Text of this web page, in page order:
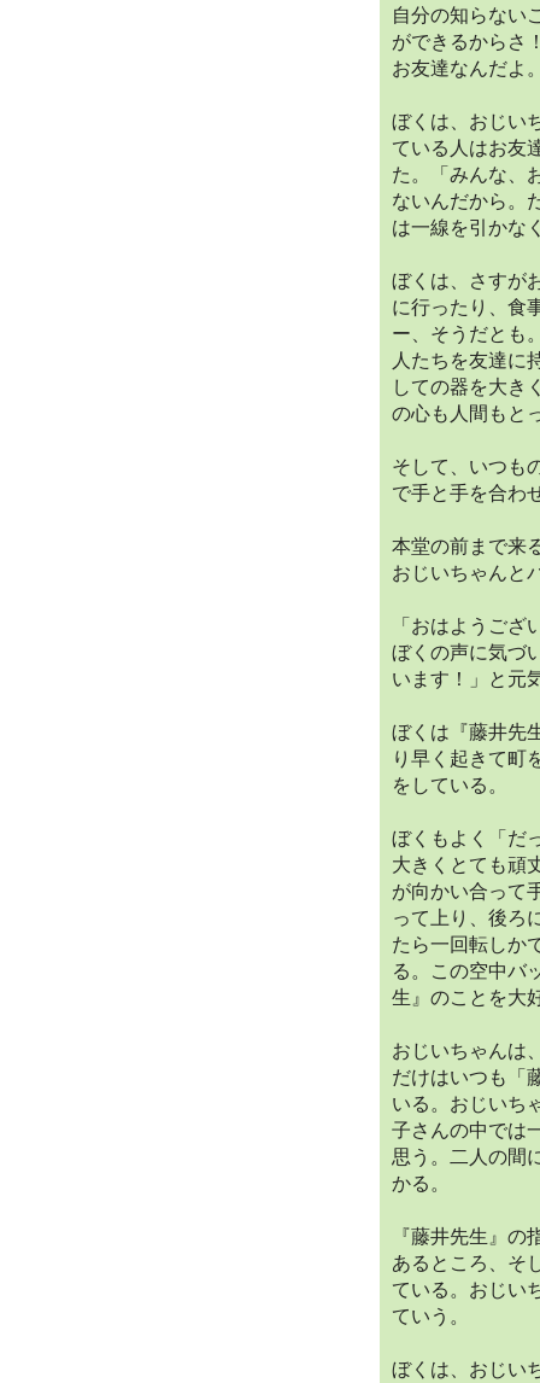
自分の知らない
ができるからさ
お友達なんだよ
ぼくは、おじい
ている人はお友
た。「みんな、
ないんだから。
は一線を引かな
ぼくは、さすが
に行ったり、食
ー、そうだとも
人たちを友達に
しての器を大き
の心も人間もと
そして、いつも
で手と手を合わ
本堂の前まで来
おじいちゃんと
「おはようご
ぼくの声に気づ
います！」と元
ぼくは『藤井先
り早く起きて町
をしている。
ぼくもよく「だ
大きくとても頑
が向かい合って
って上り、後ろ
たら一回転しか
る。この空中バ
生』のことを大
おじいちゃんは
だけはいつも「
いる。おじいち
子さんの中では
思う。二人の間
かる。
『藤井先生』
あるところ、そ
ている。おじい
ていう。
ぼくは、おじい